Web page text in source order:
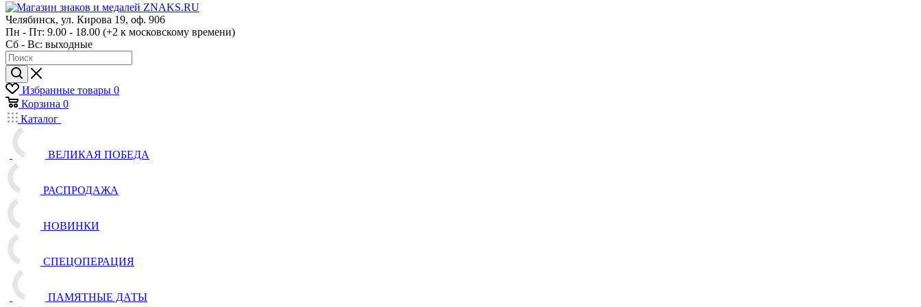
Челябинск, ул. Кирова 19, оф. 906
Пн - Пт: 9.00 - 18.00 (+2 к московскому времени)
Сб - Вс: выходные
Избранные товары 0
Корзина 0
Каталог
ВЕЛИКАЯ ПОБЕДА
РАСПРОДАЖА
НОВИНКИ
СПЕЦОПЕРАЦИЯ
ПАМЯТНЫЕ ДАТЫ